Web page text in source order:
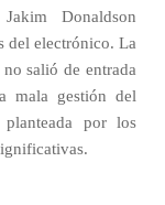
Donaldson
del electrónico. La
salió de entrada
mala gestión del
por los